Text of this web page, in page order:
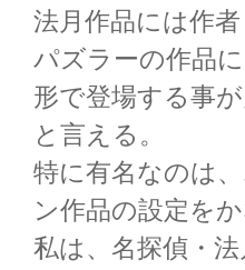
法月作品には作
パズラーの作品
形で登場する事
と言える。
特に有名なのは
ン作品の設定を
私は、名探偵・